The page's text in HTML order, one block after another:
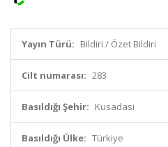
Yayın Türü: Bildiri / Özet Bildiri
Cilt numarası: 283
Basıldığı Şehir: Kusadasi
Basıldığı Ülke: Türkiye